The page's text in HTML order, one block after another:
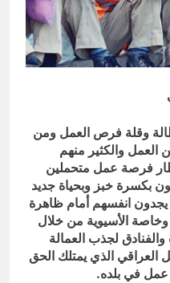
12 ساعة Ago
المظلمة
12 ساعة Ago
وقلة فرص العمل ومن
والكثير منهم
فرصة عمل متحملين
بكسرة خبز وبحياة جديد
يجدون انفسهم أمام ظاهرة
وخاصة الأسيوية من خلال
لجذب العمالة
العراقي الذي يمتلك الحق
في بلده.